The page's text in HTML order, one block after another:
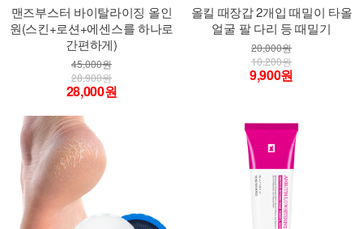
맨즈부스터 바이탈라이징 올인
원(스킨+로션+에센스를 하나로
간편하게)
45,000원
28,900원
28,000원
올킬 때장갑 2개입 때밀이 타올
얼굴 팔 다리 등 때밀기
20,000원
10,200원
9,900원